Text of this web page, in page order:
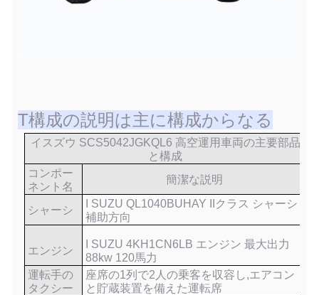
T構成の説明は主に構成からなる
イスズウ SCS5042JGKQL6 高空運用車両の主要部品
と構成
コンポー
ネント名
簡潔な説明
シャーシ
I SUZU QL1040BUHAY IIクラス シャーシ
補助方向
エンジン
I SUZU 4KH1CN6LB エンジン 最大出力
88kw 120馬力
運転手の
タクシー
座席の1列で2人の乗客を収容し,エアコン
と貯蔵装置を備えた運転席